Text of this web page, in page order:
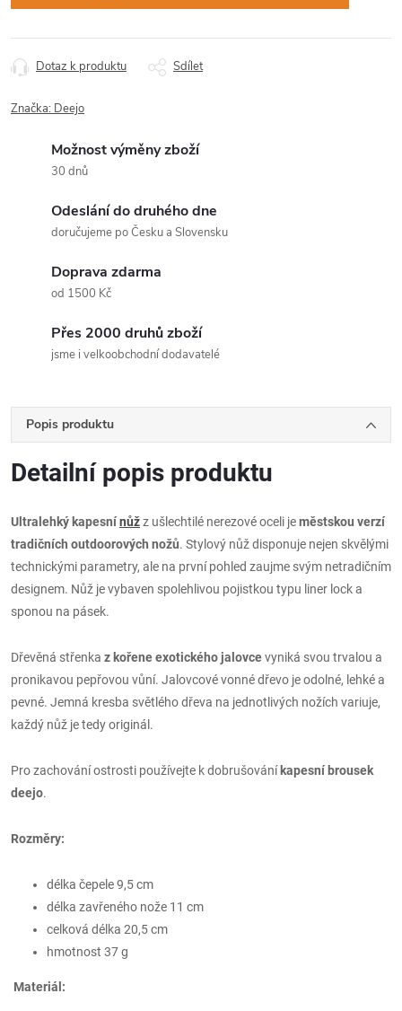
Dotaz k produktu Sdílet
Značka: Deejo
Možnost výměny zboží
30 dnů
Odeslání do druhého dne
doručujeme po Česku a Slovensku
Doprava zdarma
od 1500 Kč
Přes 2000 druhů zboží
jsme i velkoobchodní dodavatelé
Popis produktu
Detailní popis produktu
Ultralehký kapesnínůžz ušlechtilé nerezové oceli jeměstskou verzí
tradičních outdoorových nožů. Stylový nůž disponuje nejen skvělými
technickými parametry, ale na první pohled zaujme svým netradičním
designem. Nůž je vybaven spolehlivou pojistkou typu liner lock a
sponou na pásek.
Dřevěná střenka z kořene exotického jalovcevyniká svou trvalou a
pronikavou pepřovou vůní. Jalovcové vonné dřevo je odolné, lehké a
pevné. Jemná kresba světlého dřeva na jednotlivých nožích variuje,
každý nůž je tedy originál.
Pro zachování ostrosti používejte k dobrušování kapesní brousek
deejo.
Rozměry:
délka čepele 9,5 cm
délka zavřeného nože 11 cm
celková délka 20,5 cm
hmotnost 37 g
Materiál: